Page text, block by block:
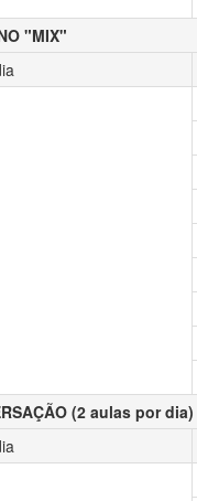
"MIX"
(2 aulas por dia)